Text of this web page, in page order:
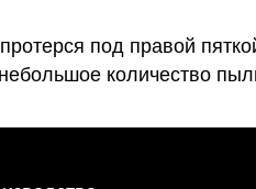
под правой
количество